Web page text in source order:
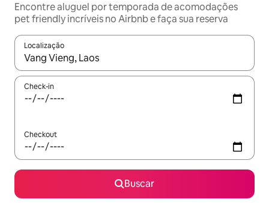
Encontre aluguel por temporada de acomodações
pet friendly incríveis no Airbnb e faça sua reserva
Localização
Quando os resultados estiverem disponíveis, explore-os
Check-in
Checkout
Buscar